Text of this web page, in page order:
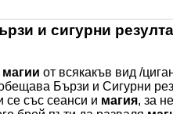
магии от всякакъв вид /
Бързи и Сигурни
се със сеанси и магия, за